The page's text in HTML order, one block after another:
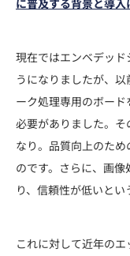
現在ではエンベデッ
うになりましたが、
ーク処理専用のボー
必要がありました。
なり。品質向上のた
のです。さらに、画
り、信頼性が低いとい
これに対して近年の